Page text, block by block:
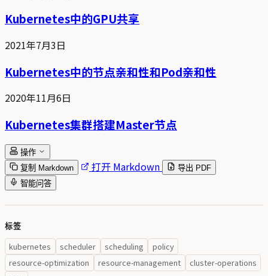
Kubernetes中的GPU共享
2021年7月3日
Kubernetes中的节点亲和性和Pod亲和性
2020年11月6日
Kubernetes集群搭建Master节点
操作
复制 Markdown
打开 Markdown
导出 PDF
智能问答
标签
kubernetes scheduler scheduling
policy
resource-optimization
resource-management
cluster-operations